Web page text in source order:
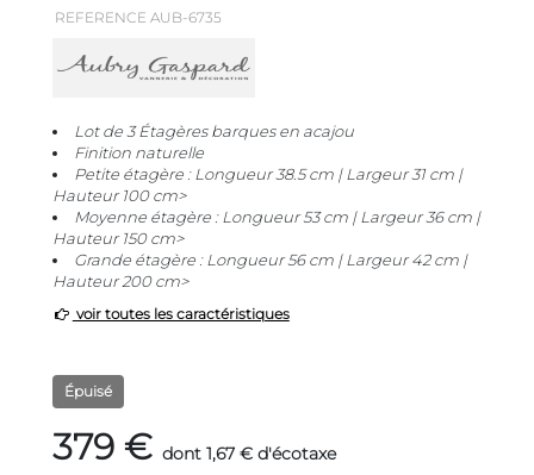
REFERENCE AUB-6735
Lot de 3 Étagères barques en acajou
Finition naturelle
Petite étagère : Longueur 38.5 cm | Largeur 31 cm |
Hauteur 100 cm>
Moyenne étagère : Longueur 53 cm | Largeur 36 cm |
Hauteur 150 cm>
Grande étagère : Longueur 56 cm | Largeur 42 cm |
Hauteur 200 cm>
voir toutes les caractéristiques
Épuisé
379 € dont 1,67 € d'écotaxe